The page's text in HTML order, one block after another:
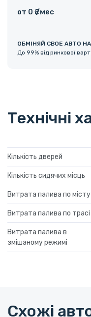
от 0 ₴ /мес
ОБМІНЯЙ СВОЕ АВТО
До 99% від ринкової
Технічні
Кількість дверей
Кількість сидячих місць
Витрата палива по місту
Витрата палива по трасі
Витрата палива в
змішаному режимі
Схожі